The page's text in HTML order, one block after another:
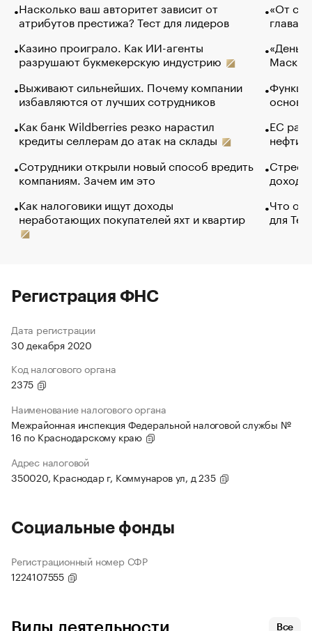
Насколько ваш авторитет зависит от
атрибутов престижа? Тест для лидеров
Казино проиграло. Как ИИ-агенты
разрушают букмекерскую индустрию
Выживают сильнейших. Почему компании
избавляются от лучших сотрудников
Как банк Wildberries резко нарастил
кредиты селлерам до атак на склады
Сотрудники открыли новый способ вредить
компаниям. Зачем им это
Как налоговики ищут доходы
неработающих покупателей яхт и квартир
«От
глава
Маск в
основ
ЕС
нефти
Что
для
Регистрация ФНС
Дата регистрации
30 декабря 2020
Код налогового органа
2375
Наименование налогового органа
Межрайонная инспекция Федеральной налоговой службы №
16 по Краснодарскому краю
Адрес налоговой
350020, Краснодар г, Коммунаров ул, д 235
Социальные фонды
Регистрационный номер СФР
1224107555
Все